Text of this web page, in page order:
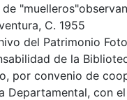
de
C. 1955
del Patrimonio
de la
por convenio de
Departamental, con